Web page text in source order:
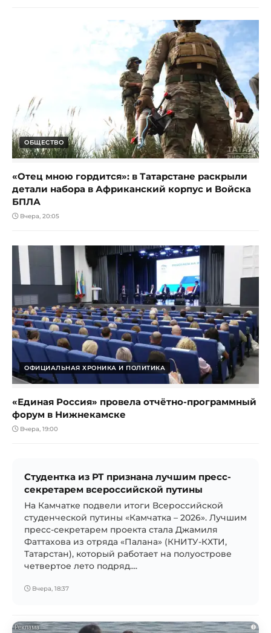
ОБЩЕСТВО
«Отец мною гордится»: в Татарстане раскрыли
детали набора в Африканский корпус и Войска
БПЛА
Вчера, 20:05
ОФИЦИАЛЬНАЯ ХРОНИКА И ПОЛИТИКА
«Единая Россия» провела отчётно-программный
форум в Нижнекамске
Вчера, 19:00
Студентка из РТ признана лучшим пресс-
секретарем всероссийской путины
На Камчатке подвели итоги Всероссийской
студенческой путины «Камчатка – 2026». Лучшим
пресс-секретарем проекта стала Джамиля
Фаттахова из отряда «Палана» (КНИТУ-КХТИ,
Татарстан), который работает на полуострове
четвертое лето подряд....
Вчера, 18:37
i